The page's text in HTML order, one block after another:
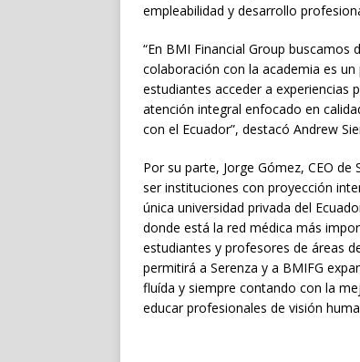
empleabilidad y desarrollo
“En BMI Financial Group
colaboración con la academia es
estudiantes acceder a experiencias
atención integral enfocado en
con el Ecuador”, destacó Andrew
Por su parte, Jorge Gómez, CEO
ser instituciones con proyección
única universidad privada del
donde está la red médica más
estudiantes y profesores de áreas
permitirá a Serenza y a BMIFG
fluída y siempre contando con la
educar profesionales de visión